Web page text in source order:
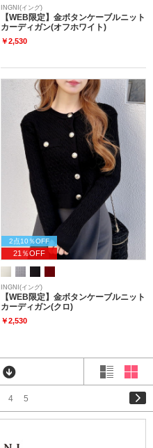
INGNI(イング)
【WEB限定】金ボタンケーブルニット
カーディガン(オフホワイト)
￥2,530
2点10％OFF
21％OFF
INGNI(イング)
【WEB限定】金ボタンケーブルニット
カーディガン(クロ)
￥2,530
4 5